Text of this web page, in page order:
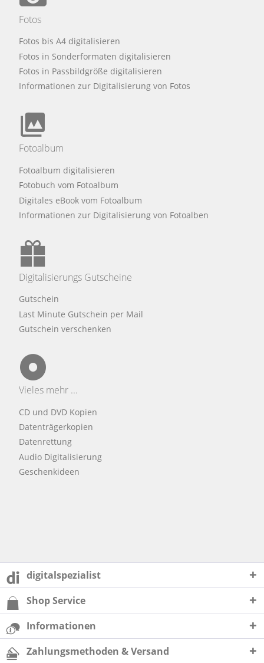
Fotos
Fotos bis A4 digitalisieren
Fotos in Sonderformaten digitalisieren
Fotos in Passbildgröße digitalisieren
Informationen zur Digitalisierung von Fotos
Fotoalbum
Fotoalbum digitalisieren
Fotobuch vom Fotoalbum
Digitales eBook vom Fotoalbum
Informationen zur Digitalisierung von Fotoalben
Digitalisierungs Gutscheine
Gutschein
Last Minute Gutschein per Mail
Gutschein verschenken
Vieles mehr ...
CD und DVD Kopien
Datenträgerkopien
Datenrettung
Audio Digitalisierung
Geschenkideen
digitalspezialist
Shop Service
Informationen
Zahlungsmethoden & Versand